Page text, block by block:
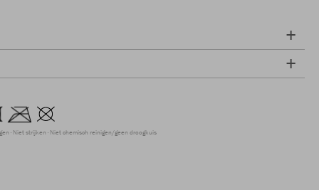
Niet strijken Niet chemisch reinigen/geen droogkuis